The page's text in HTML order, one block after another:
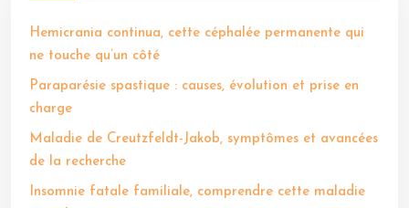
Hemicrania continua, cette céphalée permanente qui
ne touche qu’un côté
Paraparésie spastique : causes, évolution et prise en
charge
Maladie de Creutzfeldt-Jakob, symptômes et avancées
de la recherche
Insomnie fatale familiale, comprendre cette maladie